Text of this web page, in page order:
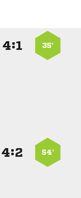
35’
:
54’
: